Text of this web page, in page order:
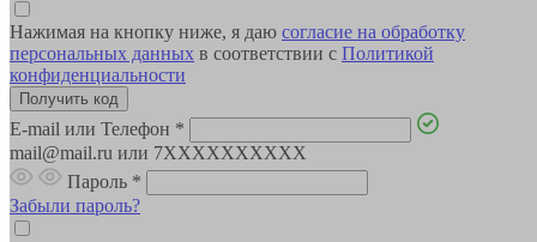
Нажимая на кнопку ниже, я даю согласие на обработку
персональных данных в соответствии с Политикой
конфиденциальности
E-mail или Телефон *
mail@mail.ru или 7XXXXXXXXXX
Пароль *
Забыли пароль?